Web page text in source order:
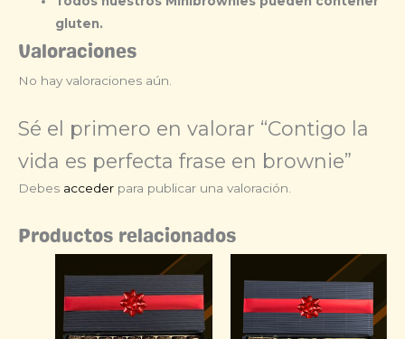
gluten.
Valoraciones
No hay valoraciones aún.
Sé el primero en valorar “Contigo la
vida es perfecta frase en brownie”
Debes acceder para publicar una valoración.
Productos relacionados